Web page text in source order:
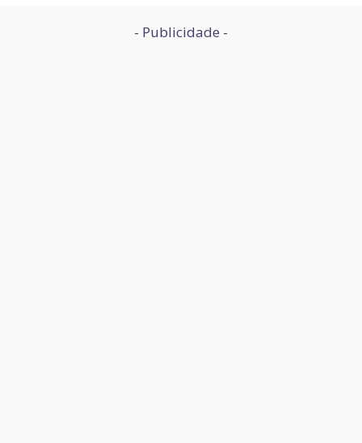
- Publicidade -